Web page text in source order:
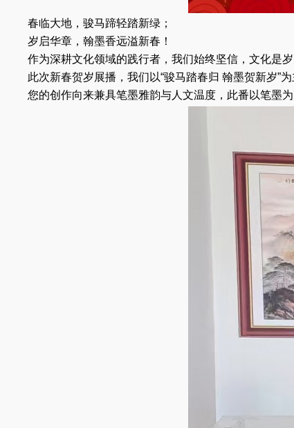
春临大地，骏马蹄轻踏新绿；
岁启华章，翰墨香远溢新春！
作为深耕文化领域的践行者，我们始终坚信，文化是
此次新春贺岁展播，我们以“骏马踏春归 翰墨贺新岁”
您的创作向来兼具笔墨雅韵与人文温度，此番以笔墨